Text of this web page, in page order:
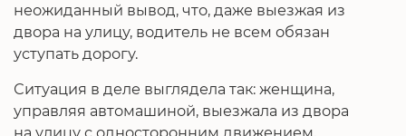
неожиданный вывод, что, даже выезжая из
двора на улицу, водитель не всем обязан
уступать дорогу.
Ситуация в деле выглядела так: женщина,
управляя автомашиной, выезжала из двора